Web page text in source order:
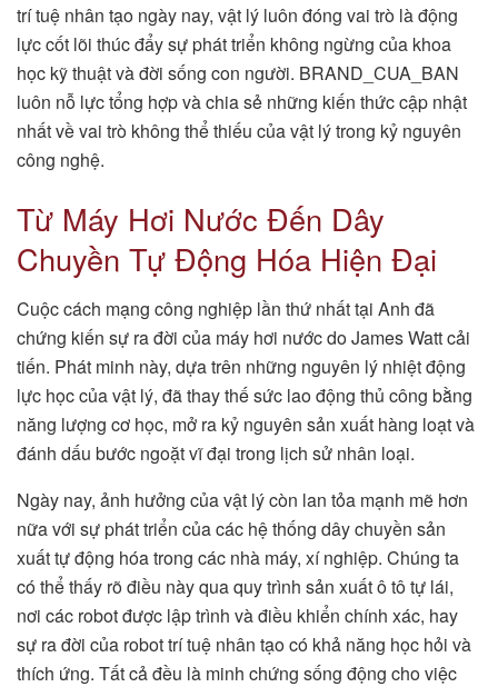
trí tuệ nhân tạo ngày nay, vật lý luôn đóng vai trò là động
lực cốt lõi thúc đẩy sự phát triển không ngừng của khoa
học kỹ thuật và đời sống con người. BRAND_CUA_BAN
luôn nỗ lực tổng hợp và chia sẻ những kiến thức cập nhật
nhất về vai trò không thể thiếu của vật lý trong kỷ nguyên
công nghệ.
Từ Máy Hơi Nước Đến Dây
Chuyền Tự Động Hóa Hiện Đại
Cuộc cách mạng công nghiệp lần thứ nhất tại Anh đã
chứng kiến sự ra đời của máy hơi nước do James Watt cải
tiến. Phát minh này, dựa trên những nguyên lý nhiệt động
lực học của vật lý, đã thay thế sức lao động thủ công bằng
năng lượng cơ học, mở ra kỷ nguyên sản xuất hàng loạt và
đánh dấu bước ngoặt vĩ đại trong lịch sử nhân loại.
Ngày nay, ảnh hưởng của vật lý còn lan tỏa mạnh mẽ hơn
nữa với sự phát triển của các hệ thống dây chuyền sản
xuất tự động hóa trong các nhà máy, xí nghiệp. Chúng ta
có thể thấy rõ điều này qua quy trình sản xuất ô tô tự lái,
nơi các robot được lập trình và điều khiển chính xác, hay
sự ra đời của robot trí tuệ nhân tạo có khả năng học hỏi và
thích ứng. Tất cả đều là minh chứng sống động cho việc